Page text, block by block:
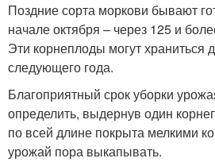
Поздние сорта моркови бывают
начале октября – через 125 и
Эти корнеплоды могут храниться
следующего года.
Благоприятный срок уборки
определить, выдернув один
по всей длине покрыта мелкими
урожай пора выкапывать.